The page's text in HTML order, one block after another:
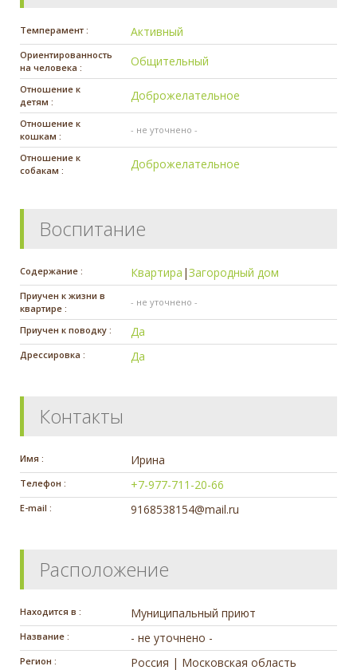
Темперамент : Активный
Ориентированность
на человека :
Общительный
Отношение к
детям :
Доброжелательное
Отношение к
кошкам :
- не уточнено -
Отношение к
собакам :
Доброжелательное
Воспитание
Содержание : Квартира |Загородный дом
Приучен к жизни в
квартире :
- не уточнено -
Приучен к поводку : Да
Дрессировка : Да
Контакты
Имя : Ирина
Телефон : +7-977-711-20-66
E-mail : 9168538154@mail.ru
Расположение
Находится в : Муниципальный приют
Название : - не уточнено -
Регион : Россия | Московская область